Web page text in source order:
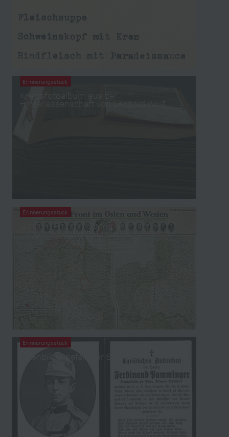
Erinnerungsstück
Hinterlassenschaft von Leopold Wolf
Erinnerungsstück
„Unsere Front im Osten und Westen“,
zeitgenössische Publikation
Erinnerungsstück
Totenbilder gefallener Soldaten